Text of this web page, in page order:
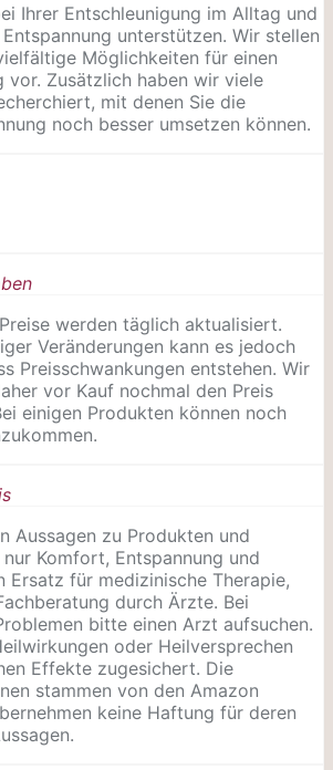
Ihrer Entschleunigung im Alltag und
unterstützen. Wir stellen
Möglichkeiten für einen
vor. Zusätzlich haben wir viele
mit denen Sie die
noch besser umsetzen können.
werden täglich aktualisiert.
Veränderungen kann es jedoch
Preisschwankungen entstehen. Wir
vor Kauf nochmal den Preis
einigen Produkten können noch
Aussagen zu Produkten und
Komfort, Entspannung und
Ersatz für medizinische Therapie,
durch Ärzte. Bei
bitte einen Arzt aufsuchen.
oder Heilversprechen
Effekte zugesichert. Die
stammen von den Amazon
keine Haftung für deren